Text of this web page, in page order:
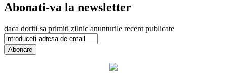
Abonati-va la newsletter
daca doriti sa primiti zilnic anunturile recent publicate